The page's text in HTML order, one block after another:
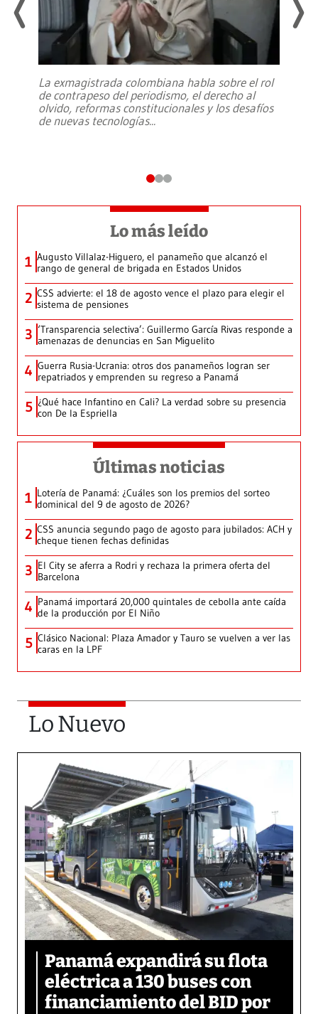
La exmagistrada colombiana habla sobre el rol
de contrapeso del periodismo, el derecho al
olvido, reformas constitucionales y los desafíos
de nuevas tecnologías...
Lo más leído
1 Augusto Villalaz-Higuero, el panameño que alcanzó el
rango de general de brigada en Estados Unidos
2 CSS advierte: el 18 de agosto vence el plazo para elegir el
sistema de pensiones
3 ‘Transparencia selectiva’: Guillermo García Rivas responde a
amenazas de denuncias en San Miguelito
4 Guerra Rusia-Ucrania: otros dos panameños logran ser
repatriados y emprenden su regreso a Panamá
5 ¿Qué hace Infantino en Cali? La verdad sobre su presencia
con De la Espriella
Últimas noticias
1 Lotería de Panamá: ¿Cuáles son los premios del sorteo
dominical del 9 de agosto de 2026?
2 CSS anuncia segundo pago de agosto para jubilados: ACH y
cheque tienen fechas definidas
3 El City se aferra a Rodri y rechaza la primera oferta del
Barcelona
4 Panamá importará 20,000 quintales de cebolla ante caída
de la producción por El Niño
5 Clásico Nacional: Plaza Amador y Tauro se vuelven a ver las
caras en la LPF
Lo Nuevo
Panamá expandirá su flota
eléctrica a 130 buses con
financiamiento del BID por